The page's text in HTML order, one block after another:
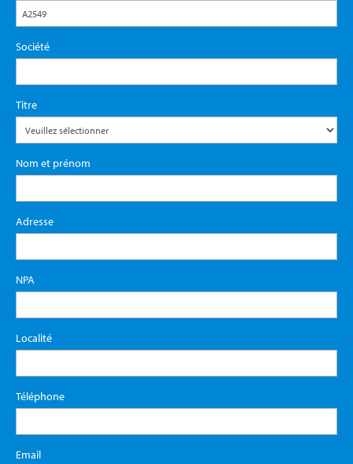
Société
Titre
Nom et prénom
Adresse
NPA
Localité
Téléphone
Email